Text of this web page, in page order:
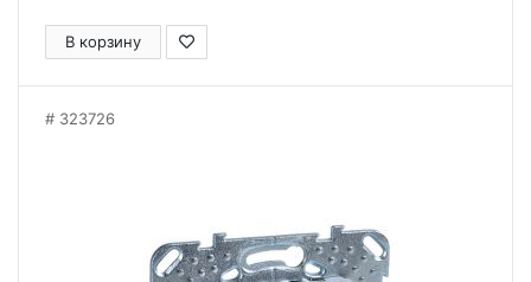
В корзину
323726